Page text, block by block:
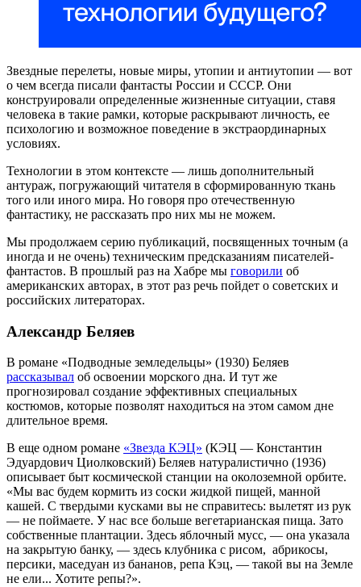
Звездные перелеты, новые миры, утопии и антиутопии — вот
о чем всегда писали фантасты России и СССР. Они
конструировали определенные жизненные ситуации, ставя
человека в такие рамки, которые раскрывают личность, ее
психологию и возможное поведение в экстраординарных
условиях.
Технологии в этом контексте — лишь дополнительный
антураж, погружающий читателя в сформированную ткань
того или иного мира. Но говоря про отечественную
фантастику, не рассказать про них мы не можем.
Мы продолжаем серию публикаций, посвященных точным (а
иногда и не очень) техническим предсказаниям писателей-
фантастов. В прошлый раз на Хабре мы говорили об
американских авторах, в этот раз речь пойдет о советских и
российских литераторах.
Александр Беляев
В романе «Подводные земледельцы» (1930) Беляев
рассказывал об освоении морского дна. И тут же
прогнозировал создание эффективных специальных
костюмов, которые позволят находиться на этом самом дне
длительное время.
В еще одном романе «Звезда КЭЦ» (КЭЦ — Константин
Эдуардович Циолковский) Беляев натуралистично (1936)
описывает быт космической станции на околоземной орбите.
«Мы вас будем кормить из соски жидкой пищей, манной
кашей. С твердыми кусками вы не справитесь: вылетят из рук
— не поймаете. У нас все больше вегетарианская пища. Зато
собственные плантации. Здесь яблочный мусс, — она указала
на закрытую банку, — здесь клубника с рисом, абрикосы,
персики, маседуан из бананов, репа Кэц, — такой вы на Земле
не ели... Хотите репы?».